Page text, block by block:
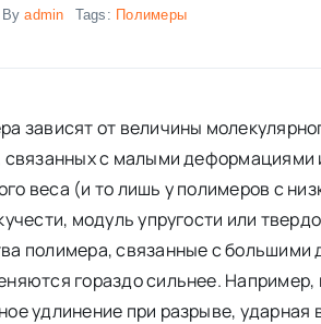
Byadmin Tags: Полимеры
зависят от величины
связанных с малыми
веса (и то лишь у полимеров с
модуль упругости или
полимера, связанные с
гораздо сильнее.
удлинение при разрыве, ударная